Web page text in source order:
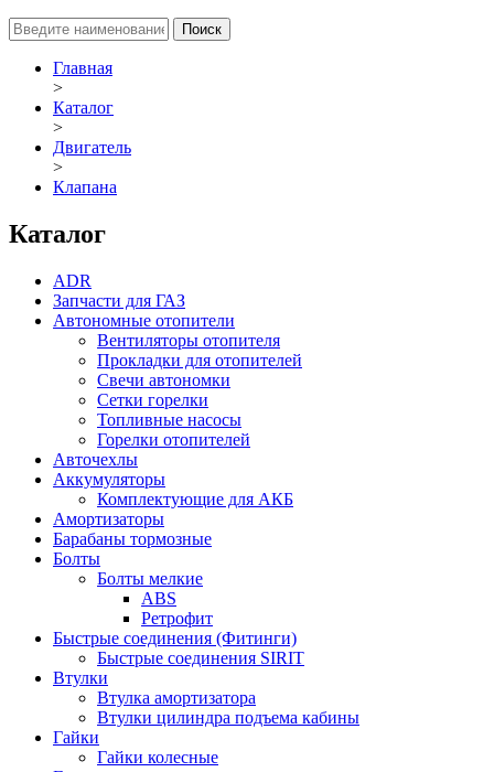
Главная
>
Каталог
>
Двигатель
>
Клапана
Каталог
ADR
Запчасти для ГАЗ
Автономные отопители
Вентиляторы отопителя
Прокладки для отопителей
Свечи автономки
Сетки горелки
Топливные насосы
Горелки отопителей
Авточехлы
Аккумуляторы
Комплектующие для АКБ
Амортизаторы
Барабаны тормозные
Болты
Болты мелкие
ABS
Ретрофит
Быстрые соединения (Фитинги)
Быстрые соединения SIRIT
Втулки
Втулка амортизатора
Втулки цилиндра подъема кабины
Гайки
Гайки колесные